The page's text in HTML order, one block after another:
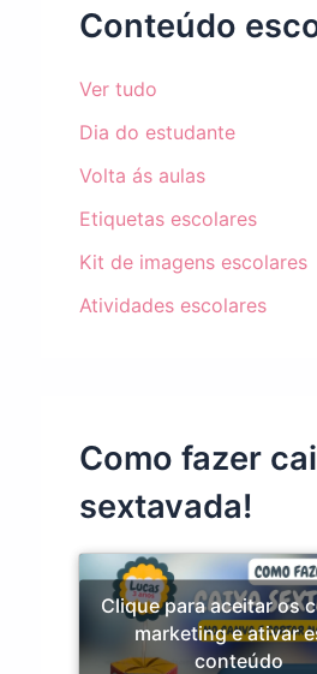
Conteúdo
Ver tudo
Dia do estudante
Volta ás aulas
Etiquetas escolares
Kit de imagens escolares
Atividades escolares
Como fazer
sextavada!
Clique para aceitar os
marketing e ativar
conteúdo